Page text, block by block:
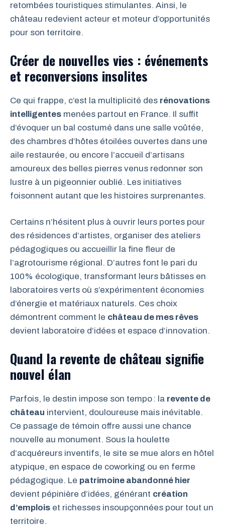
retombées touristiques stimulantes. Ainsi, le
château redevient acteur et moteur d’opportunités
pour son territoire.
Créer de nouvelles vies : événements
et reconversions insolites
Ce qui frappe, c’est la multiplicité des rénovations
intelligentes menées partout en France. Il suffit
d’évoquer un bal costumé dans une salle voûtée,
des chambres d’hôtes étoilées ouvertes dans une
aile restaurée, ou encore l’accueil d’artisans
amoureux des belles pierres venus redonner son
lustre à un pigeonnier oublié. Les initiatives
foisonnent autant que les histoires surprenantes.
Certains n’hésitent plus à ouvrir leurs portes pour
des résidences d’artistes, organiser des ateliers
pédagogiques ou accueillir la fine fleur de
l’agrotourisme régional. D’autres font le pari du
100% écologique, transformant leurs bâtisses en
laboratoires verts où s’expérimentent économies
d’énergie et matériaux naturels. Ces choix
démontrent comment le château de mes rêves
devient laboratoire d’idées et espace d’innovation.
Quand la revente de château signifie
nouvel élan
Parfois, le destin impose son tempo : la revente de
château intervient, douloureuse mais inévitable.
Ce passage de témoin offre aussi une chance
nouvelle au monument. Sous la houlette
d’acquéreurs inventifs, le site se mue alors en hôtel
atypique, en espace de coworking ou en ferme
pédagogique. Le patrimoine abandonné hier
devient pépinière d’idées, générant création
d’emplois et richesses insoupçonnées pour tout un
territoire.